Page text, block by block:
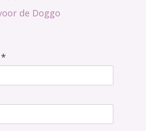
de Doggo